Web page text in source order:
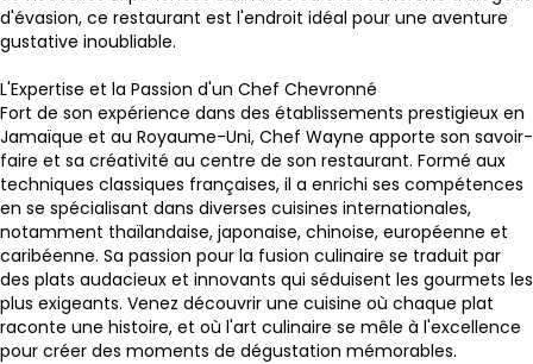
d'évasion, ce restaurant est l'endroit idéal pour une aventure
gustative inoubliable.
L'Expertise et la Passion d'un Chef Chevronné
Fort de son expérience dans des établissements prestigieux en
Jamaïque et au Royaume-Uni, Chef Wayne apporte son savoir-
faire et sa créativité au centre de son restaurant. Formé aux
techniques classiques françaises, il a enrichi ses compétences
en se spécialisant dans diverses cuisines internationales,
notamment thaïlandaise, japonaise, chinoise, européenne et
caribéenne. Sa passion pour la fusion culinaire se traduit par
des plats audacieux et innovants qui séduisent les gourmets les
plus exigeants. Venez découvrir une cuisine où chaque plat
raconte une histoire, et où l'art culinaire se mêle à l'excellence
pour créer des moments de dégustation mémorables.